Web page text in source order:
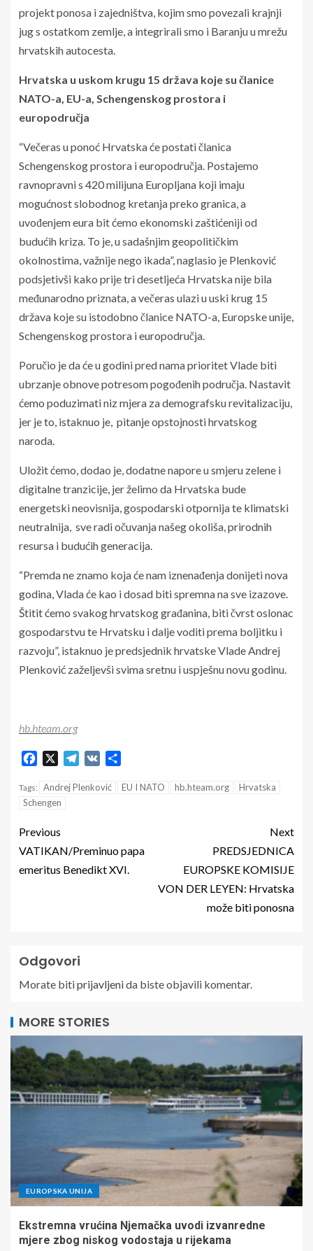
projekt ponosa i zajedništva, kojim smo povezali krajnji
jug s ostatkom zemlje, a integrirali smo i Baranju u mrežu
hrvatskih autocesta.
Hrvatska u uskom krugu 15 država koje su članice
NATO-a, EU-a, Schengenskog prostora i
europodručja
“Večeras u ponoć Hrvatska će postati članica
Schengenskog prostora i europodručja. Postajemo
ravnopravni s 420 milijuna Europljana koji imaju
mogućnost slobodnog kretanja preko granica, a
uvođenjem eura bit ćemo ekonomski zaštićeniji od
budućih kriza. To je, u sadašnjim geopolitičkim
okolnostima, važnije nego ikada”, naglasio je Plenković
podsjetivši kako prije tri desetljeća Hrvatska nije bila
međunarodno priznata, a večeras ulazi u uski krug 15
država koje su istodobno članice NATO-a, Europske unije,
Schengenskog prostora i europodručja.
Poručio je da će u godini pred nama prioritet Vlade biti
ubrzanje obnove potresom pogođenih područja. Nastavit
ćemo poduzimati niz mjera za demografsku revitalizaciju,
jer je to, istaknuo je, pitanje opstojnosti hrvatskog
naroda.
Uložit ćemo, dodao je, dodatne napore u smjeru zelene i
digitalne tranzicije, jer želimo da Hrvatska bude
energetski neovisnija, gospodarski otpornija te klimatski
neutralnija, sve radi očuvanja našeg okoliša, prirodnih
resursa i budućih generacija.
“Premda ne znamo koja će nam iznenađenja donijeti nova
godina, Vlada će kao i dosad biti spremna na sve izazove.
Štitit ćemo svakog hrvatskog građanina, biti čvrst oslonac
gospodarstvu te Hrvatsku i dalje voditi prema boljitku i
razvoju”, istaknuo je predsjednik hrvatske Vlade Andrej
Plenković zaželjevši svima sretnu i uspješnu novu godinu.
hb.hteam.org
Facebook Telegram
VK
Tags: Andrej Plenković EU I NATO hb.hteam.org
Hrvatska
Schengen
Previous
VATIKAN/Preminuo papa
emeritus Benedikt XVI.
Next
PREDSJEDNICA
EUROPSKE KOMISIJE
VON DER LEYEN: Hrvatska
može biti ponosna
Odgovori
Morate bitiprijavljenida biste objavili komentar.
MORE STORIES
EUROPSKA UNIJA
Ekstremna vrućina Njemačka uvodi izvanredne
mjere zbog niskog vodostaja u rijekama